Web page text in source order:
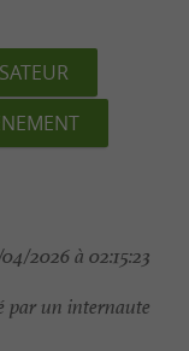
2026 à 02:15:23
par un internaute